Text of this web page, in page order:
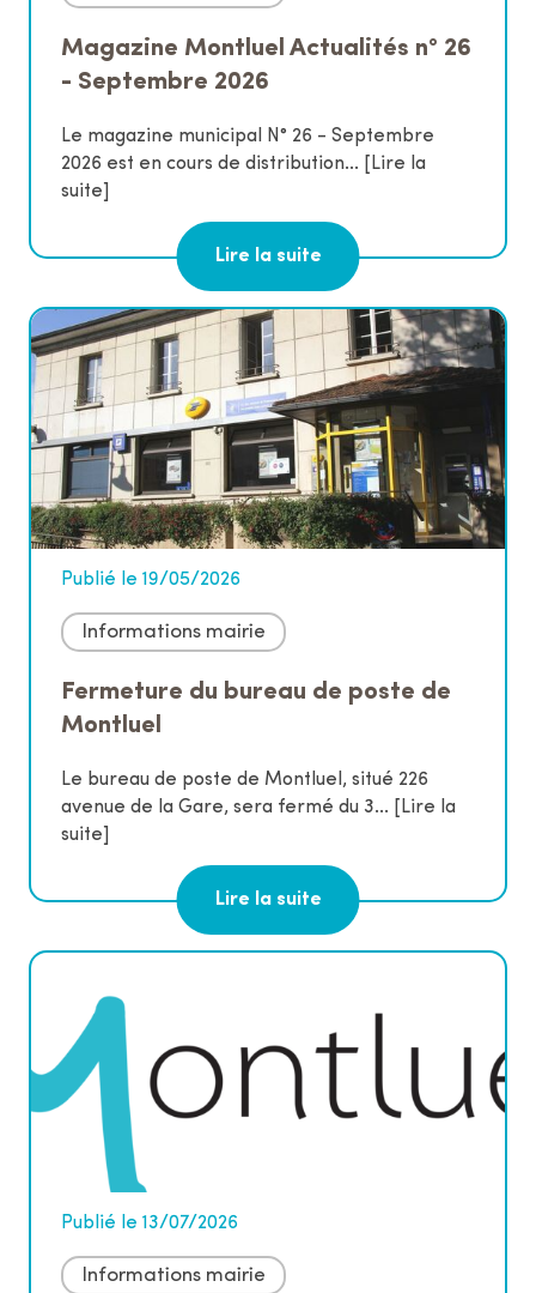
Magazine Montluel Actualités n° 26
- Septembre 2026
Le magazine municipal N° 26 - Septembre
2026 est en cours de distribution...
[Lire la
suite]
Lire la suite
Publié le 19/05/2026
Informations mairie
Fermeture du bureau de poste de
Montluel
Le bureau de poste de Montluel, situé 226
avenue de la Gare, sera fermé du 3...
[Lire la
suite]
Lire la suite
Publié le 13/07/2026
Informations mairie